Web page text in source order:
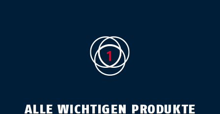
ALLE WICHTIGEN PRODUKTE